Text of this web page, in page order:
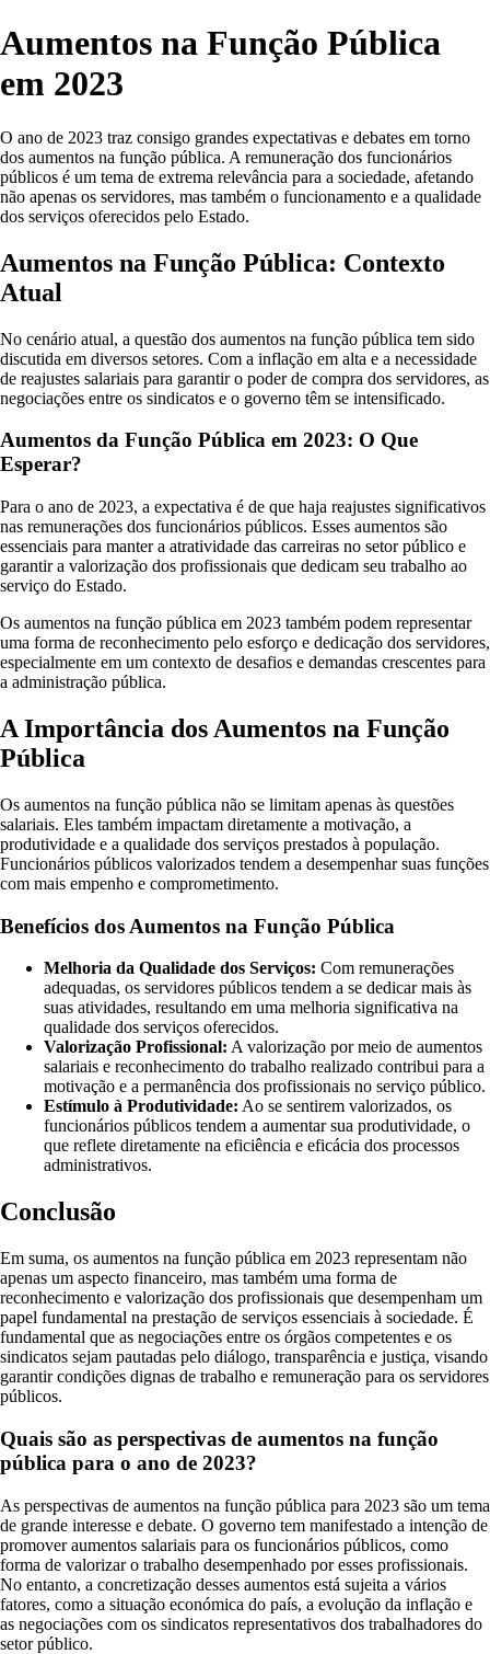
Aumentos na Função Pública
em 2023
O ano de 2023 traz consigo grandes expectativas e debates em torno
dos aumentos na função pública. A remuneração dos funcionários
públicos é um tema de extrema relevância para a sociedade, afetando
não apenas os servidores, mas também o funcionamento e a qualidade
dos serviços oferecidos pelo Estado.
Aumentos na Função Pública: Contexto
Atual
No cenário atual, a questão dos aumentos na função pública tem sido
discutida em diversos setores. Com a inflação em alta e a necessidade
de reajustes salariais para garantir o poder de compra dos servidores, as
negociações entre os sindicatos e o governo têm se intensificado.
Aumentos da Função Pública em 2023: O Que
Esperar?
Para o ano de 2023, a expectativa é de que haja reajustes significativos
nas remunerações dos funcionários públicos. Esses aumentos são
essenciais para manter a atratividade das carreiras no setor público e
garantir a valorização dos profissionais que dedicam seu trabalho ao
serviço do Estado.
Os aumentos na função pública em 2023 também podem representar
uma forma de reconhecimento pelo esforço e dedicação dos servidores,
especialmente em um contexto de desafios e demandas crescentes para
a administração pública.
A Importância dos Aumentos na Função
Pública
Os aumentos na função pública não se limitam apenas às questões
salariais. Eles também impactam diretamente a motivação, a
produtividade e a qualidade dos serviços prestados à população.
Funcionários públicos valorizados tendem a desempenhar suas funções
com mais empenho e comprometimento.
Benefícios dos Aumentos na Função Pública
Melhoria da Qualidade dos Serviços: Com remunerações
adequadas, os servidores públicos tendem a se dedicar mais às
suas atividades, resultando em uma melhoria significativa na
qualidade dos serviços oferecidos.
Valorização Profissional: A valorização por meio de aumentos
salariais e reconhecimento do trabalho realizado contribui para a
motivação e a permanência dos profissionais no serviço público.
Estímulo à Produtividade: Ao se sentirem valorizados, os
funcionários públicos tendem a aumentar sua produtividade, o
que reflete diretamente na eficiência e eficácia dos processos
administrativos.
Conclusão
Em suma, os aumentos na função pública em 2023 representam não
apenas um aspecto financeiro, mas também uma forma de
reconhecimento e valorização dos profissionais que desempenham um
papel fundamental na prestação de serviços essenciais à sociedade. É
fundamental que as negociações entre os órgãos competentes e os
sindicatos sejam pautadas pelo diálogo, transparência e justiça, visando
garantir condições dignas de trabalho e remuneração para os servidores
públicos.
Quais são as perspectivas de aumentos na função
pública para o ano de 2023?
As perspectivas de aumentos na função pública para 2023 são um tema
de grande interesse e debate. O governo tem manifestado a intenção de
promover aumentos salariais para os funcionários públicos, como
forma de valorizar o trabalho desempenhado por esses profissionais.
No entanto, a concretização desses aumentos está sujeita a vários
fatores, como a situação económica do país, a evolução da inflação e
as negociações com os sindicatos representativos dos trabalhadores do
setor público.